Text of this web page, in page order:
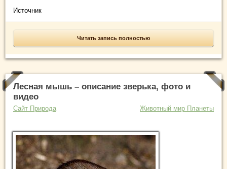
Источник
Читать запись полностью
Лесная мышь – описание зверька, фото и
видео
Сайт Природа Животный мир Планеты